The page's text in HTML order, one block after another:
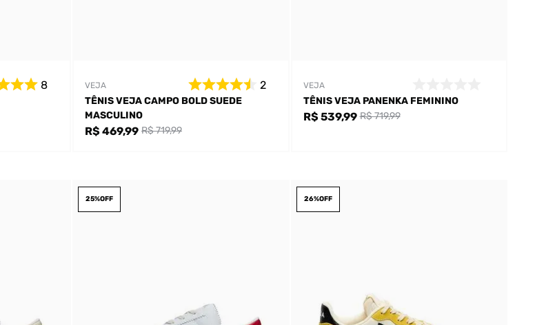
8 VEJA 2
TÊNIS VEJA CAMPO BOLD SUEDE
MASCULINO
R$ 469,99 R$ 719,99
VEJA
TÊNIS VEJA PANENKA FEMININO
R$ 539,99 R$ 719,99
25%OFF 26%OFF